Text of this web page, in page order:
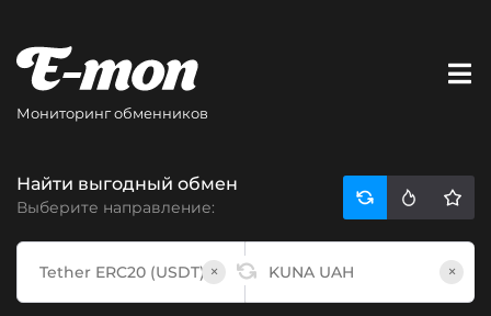
Мониторинг обменников
Найти выгодный обмен
Выберите направление:
× ×